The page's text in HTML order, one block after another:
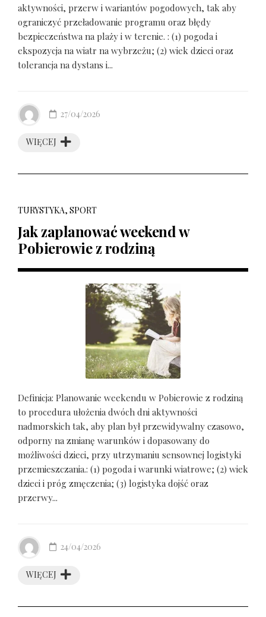
aktywności, przerw i wariantów pogodowych, tak aby
ograniczyć przeładowanie programu oraz błędy
bezpieczeństwa na plaży i w terenie. : (1) pogoda i
ekspozycja na wiatr na wybrzeżu; (2) wiek dzieci oraz
tolerancja na dystans i...
WIĘCEJ
27/04/2026
TURYSTYKA, SPORT
Jak zaplanować weekend w
Pobierowie z rodziną
Definicja: Planowanie weekendu w Pobierowie z rodziną
to procedura ułożenia dwóch dni aktywności
nadmorskich tak, aby plan był przewidywalny czasowo,
odporny na zmianę warunków i dopasowany do
możliwości dzieci, przy utrzymaniu sensownej logistyki
przemieszczania.: (1) pogoda i warunki wiatrowe; (2) wiek
dzieci i próg zmęczenia; (3) logistyka dojść oraz
przerwy...
WIĘCEJ
24/04/2026